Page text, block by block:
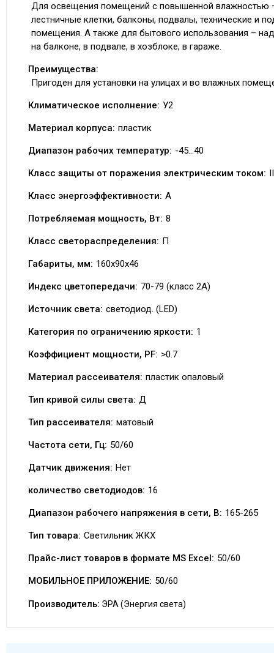
Для освещения помещений с повышенной влажностью
лестничные клетки, балконы, подвалы, технические и
помещения. А также для бытового использования –
на балконе, в подвале, в хозблоке, в гараже.
Преимущества:
Пригоден для установки на улицах и во влажных
Климатическое исполнение: У2
Материал корпуса: пластик
Диапазон рабочих температур: -45…40
Класс защиты от поражения электрическим током: II
Класс энергоэффективности: А
Потребляемая мощность, Вт: 8
Класс светораспределения: П
Габариты, мм: 160х90х46
Индекс цветопередачи: 70-79 (класс 2A)
Источник света: светодиод. (LED)
Категория по ограничению яркости: 1
Коэффициент мощности, PF: >0.7
Материал рассеивателя: пластик опаловый
Тип кривой силы света: Д
Тип рассеивателя: матовый
Частота сети, Гц: 50/60
Датчик движения: Нет
количество светодиодов: 16
Диапазон рабочего напряжения в сети, В: 165-265
Тип товара: Светильник ЖКХ
Прайс-лист товаров в формате MS Excel: 50/60
МОБИЛЬНОЕ ПРИЛОЖЕНИЕ: 50/60
Производитель: ЭРА (Энергия света)